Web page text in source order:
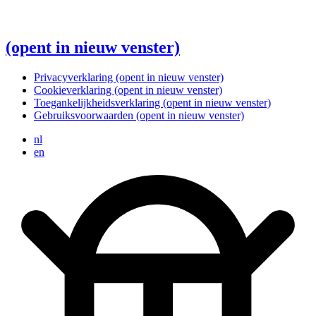
(opent in nieuw venster)
Privacyverklaring (opent in nieuw venster)
Cookieverklaring (opent in nieuw venster)
Toegankelijkheidsverklaring (opent in nieuw venster)
Gebruiksvoorwaarden (opent in nieuw venster)
nl
en